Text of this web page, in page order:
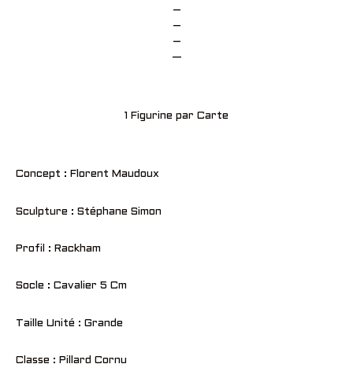
–
–
–
—
1 Figurine par Carte
Concept : Florent Maudoux
Sculpture : Stéphane Simon
Profil : Rackham
Socle : Cavalier 5 Cm
Taille Unité : Grande
Classe : Pillard Cornu